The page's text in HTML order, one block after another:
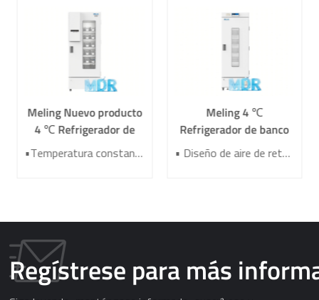
Meling Nuevo producto
4 ℃ Refrigerador de
banco de sangre XC- •Temperatura constante bajo control inteligente •Refrigeración de alta eficiencia para la seguridad de la sangre •6 estantes de recubrimiento por inmersión con tiras de etiquetas • Diseño avanzado de refrigeración por aire •Almacenar 360 bolsas de sangre de 400 ml
Meling 4 ℃
Refrigerador de banco
de sangre XC-380L• Diseño de aire de retorno para un control de temperatura preciso •Refrigeración de alta eficiencia para la seguridad de la sangre •5 estantes de recubrimiento por inmersión con tiras de etiquetas • 15 marcos para bolsas de sangre recubiertas por inmersión •Temperatura constante bajo control inteligente
Regístrese para más